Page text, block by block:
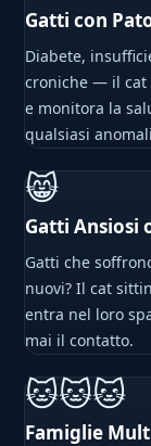
Gatti con
Diabete,
croniche — il cat
e monitora la
qualsiasi
😸
Gatti Ansiosi
Gatti che
nuovi? Il cat
entra nel loro
mai il contatto.
🐱🐱🐱
Famiglie